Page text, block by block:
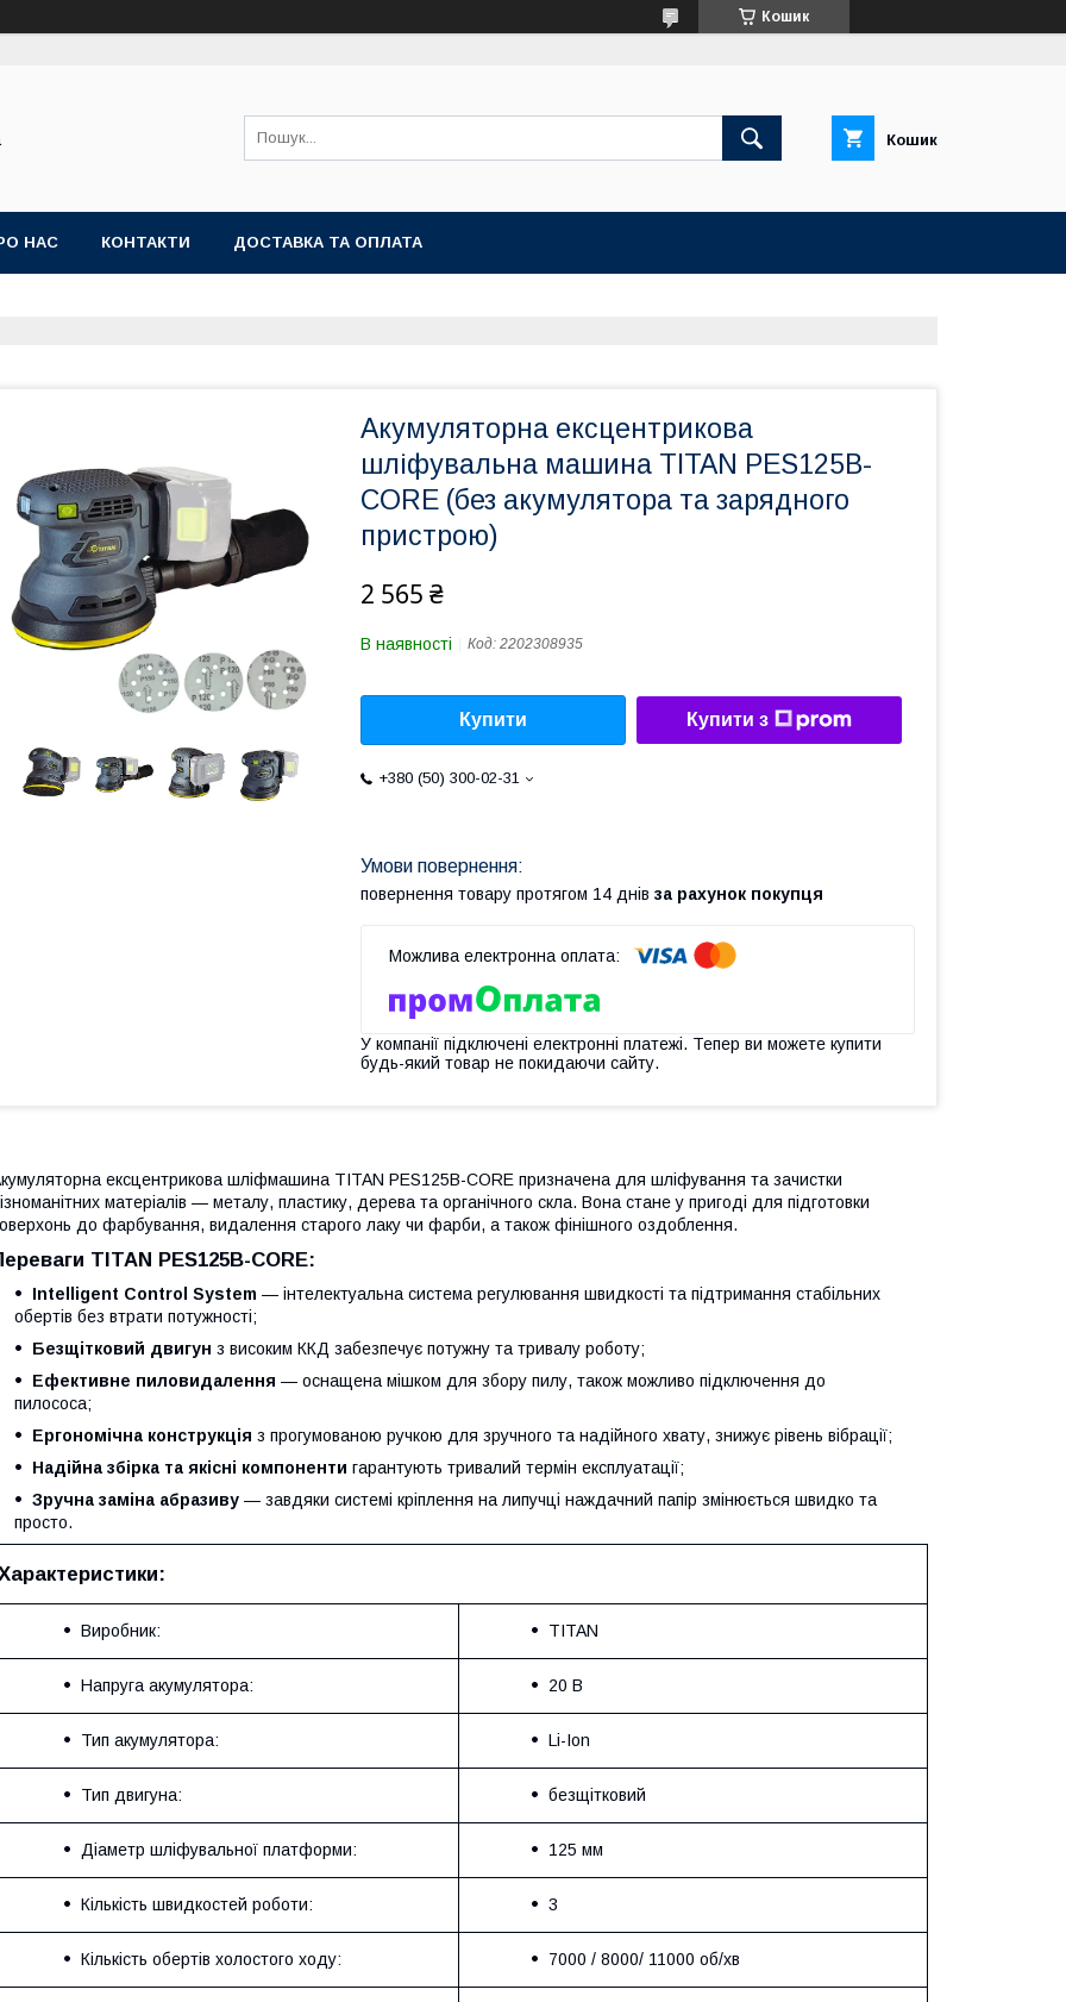
Кошик
Кошик
НАС КОНТАКТИ ДОСТАВКА ТА ОПЛАТА
Акумуляторна ексцентрикова
шліфувальна машина TITAN PES125B-
CORE (без акумулятора та зарядного
пристрою)
2 565 ₴
В наявності Код: 2202308935
Купити Купити з
+380 (50) 300-02-31
повернення товару протягом 14 днів за рахунок покупця
У компанії підключені електронні платежі. Тепер ви можете купити
будь-який товар не покидаючи сайту.
ексцентрикова шліфмашина TITAN PES125B-CORE призначена для шліфування та зачистки
матеріалів — металу, пластику, дерева та органічного скла. Вона стане у пригоді для підготовки
до фарбування, видалення старого лаку чи фарби, а також фінішного оздоблення.
TITAN PES125B-CORE:
Intelligent Control System — інтелектуальна система регулювання швидкості та підтримання стабільних
обертів без втрати потужності;
Безщітковий двигун з високим ККД забезпечує потужну та тривалу роботу;
Ефективне пиловидалення — оснащена мішком для збору пилу, також можливо підключення до
пилососа;
Ергономічна конструкція з прогумованою ручкою для зручного та надійного хвату, знижує рівень вібрації;
Надійна збірка та якісні компоненти гарантують тривалий термін експлуатації;
Зручна заміна абразиву — завдяки системі кріплення на липучці наждачний папір змінюється швидко та
просто.
Виробник: TITAN
Напруга акумулятора: 20 В
Тип акумулятора: Li-Ion
Тип двигуна: безщітковий
Діаметр шліфувальної платформи: 125 мм
Кількість швидкостей роботи: 3
Кількість обертів холостого ходу: 7000 / 8000/ 11000 об/хв